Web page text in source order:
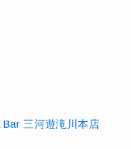
三河遊滝川本店